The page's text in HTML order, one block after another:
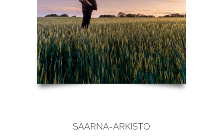
SAARNA-ARKISTO